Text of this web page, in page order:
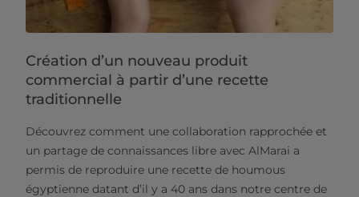
Création d’un nouveau produit
commercial à partir d’une recette
traditionnelle
Découvrez comment une collaboration rapprochée et
un partage de connaissances libre avec AlMarai a
permis de reproduire une recette de houmous
égyptienne datant d’il y a 40 ans dans notre centre de